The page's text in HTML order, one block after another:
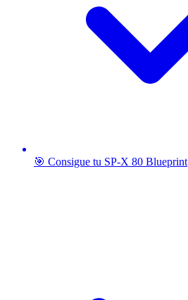
🎯 Consigue tu SP-X 80 Blueprint